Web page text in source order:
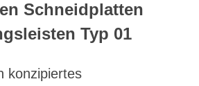
Schneidplatten
Typ 01
konzipiertes